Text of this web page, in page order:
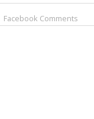
Facebook Comments